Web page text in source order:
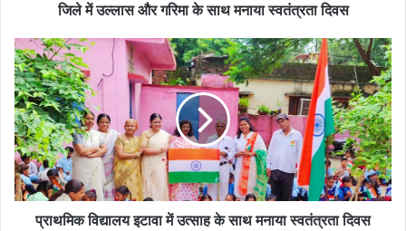
जिले में उल्लास और गरिमा के साथ मनाया स्‍वतंत्रता दिवस
प्राथमिक
विद्यालय
इटावा
में
उत्साह
के
साथ
मनाया
स्वतंत्रता
दिवसप्राथमिक विद्यालय इटावा में उत्साह के साथ मनाया स्वतंत्रता दिवस